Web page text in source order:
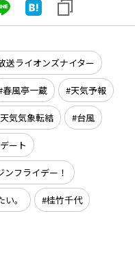
送ライオンズナイター
春風亭一蔵 天気予報
気気象転結 台風
ート
フライデー！
。 桂竹千代